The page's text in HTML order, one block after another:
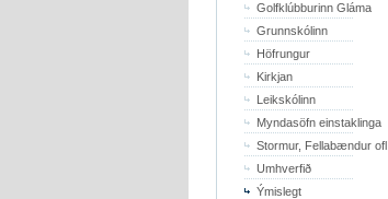
Golfklúbburinn Gláma
Grunnskólinn
Höfrungur
Kirkjan
Leikskólinn
Myndasöfn einstaklinga
Stormur, Fellabændur ofl.
Umhverfið
Ýmislegt